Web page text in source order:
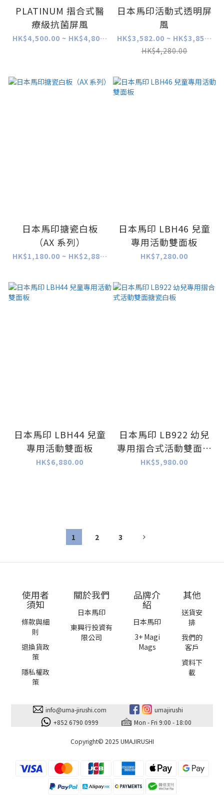
PLATINUM 摺合式醫
療級抗菌屏風
HK$4,500.00 ~ HK$4,800.00
日本馬印活動式透明屏
風
HK$3,582.00 ~ HK$3,852.00
HK$4,280.00
日本馬印搪瓷白板
（AX 系列）
HK$1,180.00 ~ HK$2,880.00
日本馬印 LBH46 兒童
專用活動雙面板
HK$7,280.00
日本馬印 LBH44 兒童
專用活動雙面板
HK$6,880.00
日本馬印 LB922 幼兒
專用摺合式活動雙面搪
瓷白板
HK$5,980.00
1 2 3
使用者
須知
條款與細
則
退換貨政
策
隱私權政
策
關於我們
日本馬印
東興行投資有
限公司
品牌介
紹
日本馬印
3+ Magi
Mags
其他
送貨安
排
我們的
客戶
資料下
載
info@uma-jirushi.com
+852 6790 0999
umajirushi
Mon - Fri 9:00 - 18:00
Copyright© 2025 UMAJIRUSHI